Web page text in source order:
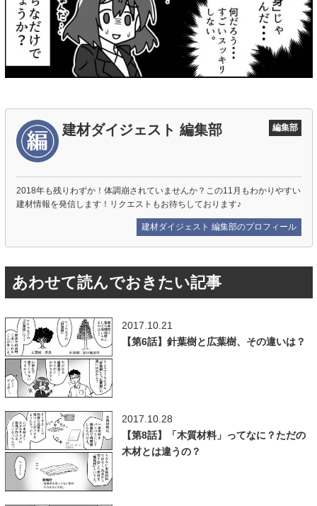
建材ダイジェスト 編集部 編集部
2018年も残りわずか！体調崩されていませんか？この11月もわかりやすい
建材情報を発信します！リクエストもお待ちしております♪
建材ダイジェスト 編集部のプロフィール
あわせて読んでおきたい記事
2017.10.21
【第6話】針葉樹と広葉樹、その違いは？
2017.10.28
【第8話】「木質材料」ってなに？ただの
木材とは違うの？